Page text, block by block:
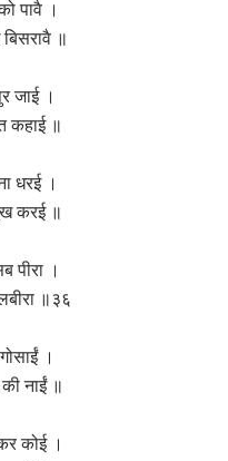
पावै ।
॥
जाई ।
कहाई ॥
धरई ।
करई ॥
पीरा ।
॥३६
।
नाईं ॥
कोई ।